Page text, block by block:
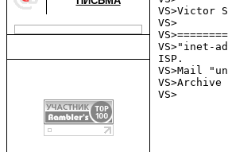
VS>Victor
VS>
VS>"inet-
ISP.
VS>Mail
VS>